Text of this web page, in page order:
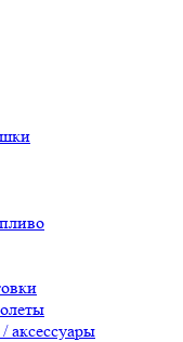
аксессуары